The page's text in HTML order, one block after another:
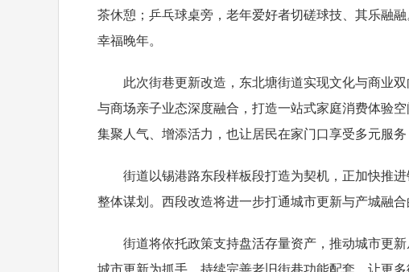
茶休憩；乒乓球桌旁，老年爱好者切磋球技、其乐融
幸福晚年。
此次街巷更新改造，东北塘街道实现文化与商业双
与商场亲子业态深度融合，打造一站式家庭消费体验
集聚人气、增添活力，也让居民在家门口享受多元服务
街道以锡港路东段样板段打造为契机，正加快推进
整体谋划。西段改造将进一步打通城市更新与产城融
街道将依托政策支持盘活存量资产，推动城市更新
城市更新为抓手，持续完善老旧街巷功能配套，让更